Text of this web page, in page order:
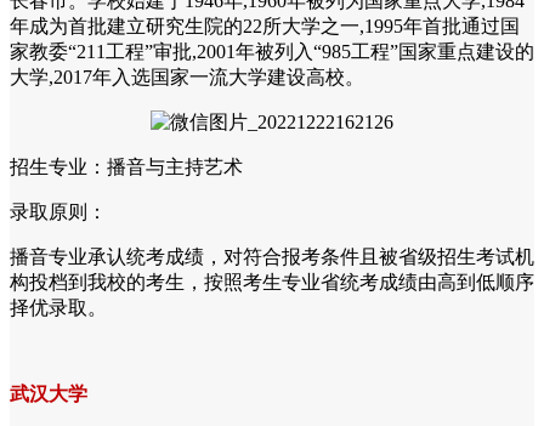
年成为首批建立研究生院的22所大学之一,1995年首批通过国
家教委“211工程”审批,2001年被列入“985工程”国家重点建设的
大学,2017年入选国家一流大学建设高校。
招生专业：播音与主持艺术
录取原则：
播音专业承认统考成绩，对符合报考条件且被省级招生考试机
构投档到我校的考生，按照考生专业省统考成绩由高到低顺序
择优录取。
武汉大学